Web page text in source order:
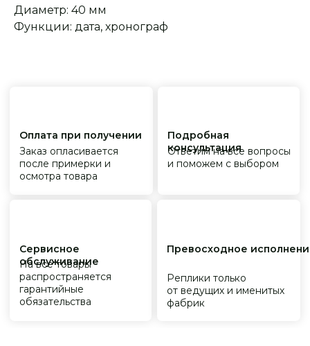
Диаметр: 40 мм
Функции: дата, хронограф
обязательства